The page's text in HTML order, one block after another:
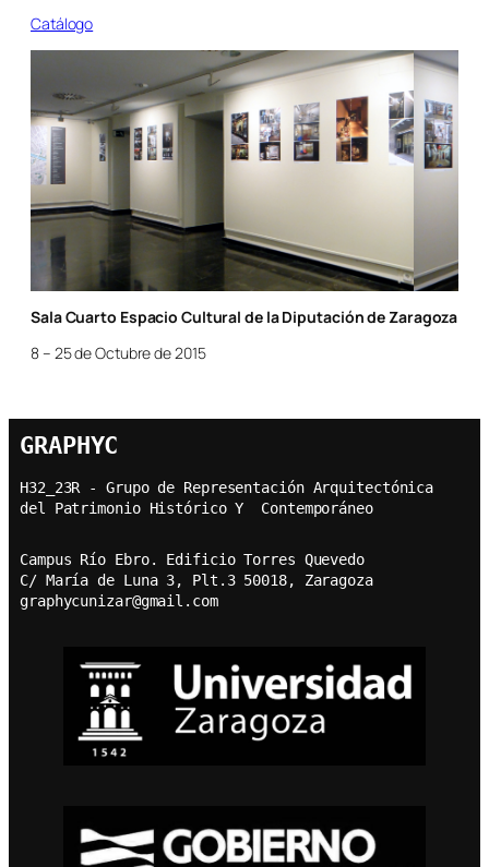
Catálogo
Sala Cuarto Espacio Cultural de la Diputación de Zaragoza
8 – 25 de Octubre de 2015
GRAPHYC
H32_23R - Grupo de Representación Arquitectónica
del Patrimonio Histórico Y  Contemporáneo
Campus Río Ebro. Edificio Torres Quevedo
C/ María de Luna 3, Plt.3 50018, Zaragoza
graphycunizar@gmail.com